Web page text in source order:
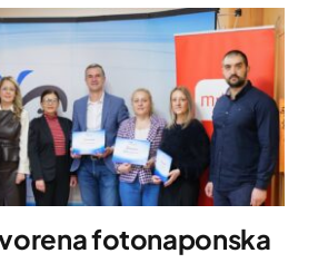
fotonaponska